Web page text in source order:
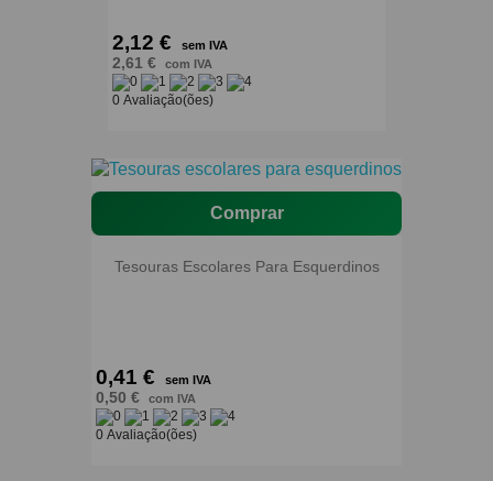
2,12 € sem IVA
2,61 € com IVA
0 Avaliação(ões)
Comprar
Tesouras Escolares Para Esquerdinos
0,41 € sem IVA
0,50 € com IVA
0 Avaliação(ões)